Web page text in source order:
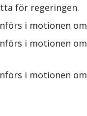
för regeringen.
i motionen
i motionen
i motionen